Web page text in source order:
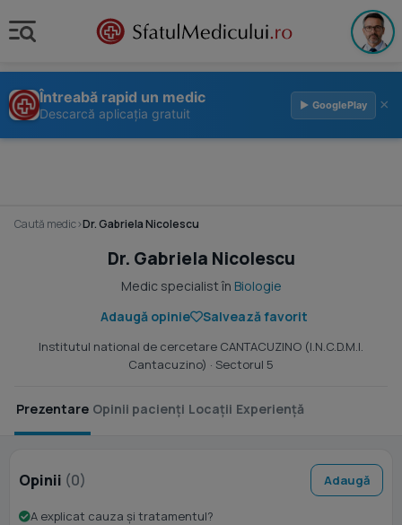
Întreabă rapid un medic
Descarcă aplicația gratuit
▶ GooglePlay ×
Caută medic›Dr. Gabriela Nicolescu
Dr. Gabriela Nicolescu
Medic specialist în Biologie
Adaugă opinie
Salvează favorit
Institutul national de cercetare CANTACUZINO (I.N.C.D.M.I.
Cantacuzino) · Sectorul 5
Prezentare Opinii pacienți Locații Experiență
Opinii (0) Adaugă
A explicat cauza și tratamentul?